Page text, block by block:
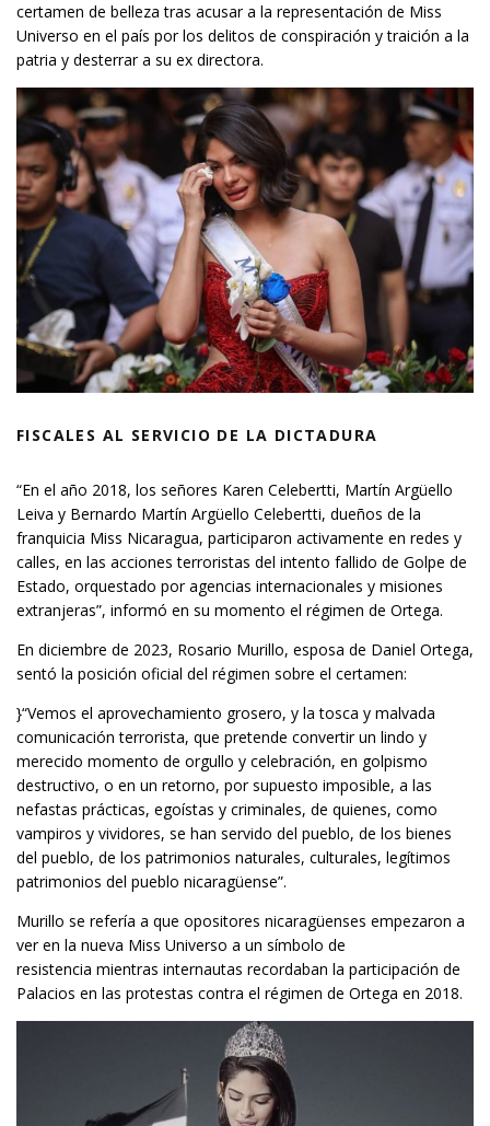
certamen de belleza tras acusar a la representación de Miss
Universo en el país por los delitos de conspiración y traición a la
patria y desterrar a su ex directora.
FISCALES AL SERVICIO DE LA DICTADURA
“En el año 2018, los señores Karen Celebertti, Martín Argüello
Leiva y Bernardo Martín Argüello Celebertti, dueños de la
franquicia Miss Nicaragua, participaron activamente en redes y
calles, en las acciones terroristas del intento fallido de Golpe de
Estado, orquestado por agencias internacionales y misiones
extranjeras”, informó en su momento el régimen de Ortega.
En diciembre de 2023, Rosario Murillo, esposa de Daniel Ortega,
sentó la posición oficial del régimen sobre el certamen:
}“Vemos el aprovechamiento grosero, y la tosca y malvada
comunicación terrorista, que pretende convertir un lindo y
merecido momento de orgullo y celebración, en golpismo
destructivo, o en un retorno, por supuesto imposible, a las
nefastas prácticas, egoístas y criminales, de quienes, como
vampiros y vividores, se han servido del pueblo, de los bienes
del pueblo, de los patrimonios naturales, culturales, legítimos
patrimonios del pueblo nicaragüense”.
Murillo se refería a que opositores nicaragüenses empezaron a
ver en la nueva Miss Universo a un símbolo de
resistencia mientras internautas recordaban la participación de
Palacios en las protestas contra el régimen de Ortega en 2018.